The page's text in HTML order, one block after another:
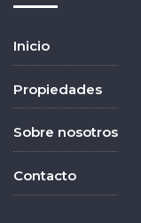
Inicio
Propiedades
Sobre nosotros
Contacto